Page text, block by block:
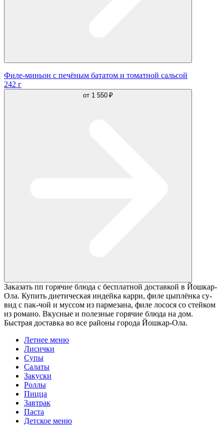
Филе-миньон с печёным бататом и томатной сальсой
242 г
от 1 550 ₽
Заказать пп горячие блюда с бесплатной доставкой в Йошкар-
Ола. Купить диетическая индейка карри, филе цыплёнка су-
вид с пак-чой и муссом из пармезана, филе лосося со стейком
из романо. Вкусные и полезные горячие блюда на дом.
Быстрая доставка во все районы города Йошкар-Ола.
Летнее меню
Лисички
Супы
Салаты
Закуски
Роллы
Пицца
Завтрак
Паста
Детское меню